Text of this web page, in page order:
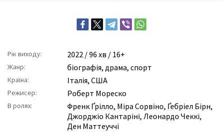
Рік виходу: 2022 / 96 хв / 16+
Жанр: біографія, драма, спорт
Країна: Італія, США
Режисер: Роберт Мореско
В ролях: Френк Ґрілло, Міра Сорвіно, Ґебріел Бірн,
Джорджіо Кантаріні, Леонардо Чеккі,
Ден Маттеуччі